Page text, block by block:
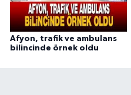
Afyon, trafik ve ambulans
bilincinde örnek oldu